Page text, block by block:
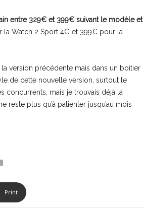
entre 329€ et 399€ suivant le modèle et
Watch 2 Sport 4G et 399€ pour la
version précédente mais dans un boitier
de cette nouvelle version, surtout le
mais je trouvais déjà la
plus qu’à patienter jusqu’au mois
Print